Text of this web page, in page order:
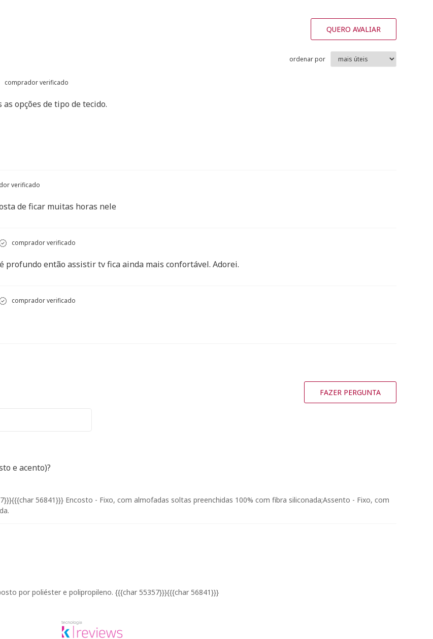
QUERO AVALIAR
ordenar por
comprador verificado
opções de tipo de tecido.
verificado
de ficar muitas horas nele
comprador verificado
profundo então assistir tv fica ainda mais confortável. Adorei.
comprador verificado
FAZER PERGUNTA
e acento)?
56841}}} Encosto - Fixo, com almofadas soltas preenchidas 100% com fibra siliconada;Assento - Fixo, com
por poliéster e polipropileno. {{{char 55357}}}{{{char 56841}}}